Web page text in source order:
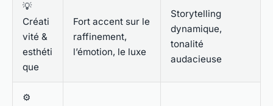
💡
Créati
vité &
esthéti
que
Fort accent sur le
raffinement,
l’émotion, le luxe
Storytelling
dynamique,
tonalité
audacieuse
⚙️